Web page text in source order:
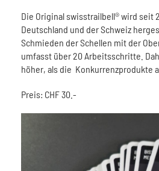
Die Original swisstrailbell® wird seit
Deutschland und der Schweiz
Schmieden der Schellen mit der
umfasst über 20 Arbeitsschritte.
höher, als die Konkurrenzprodukte
Preis: CHF 30.-